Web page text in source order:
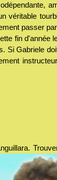
véritable
passer
fin d'année
Si Gabriele